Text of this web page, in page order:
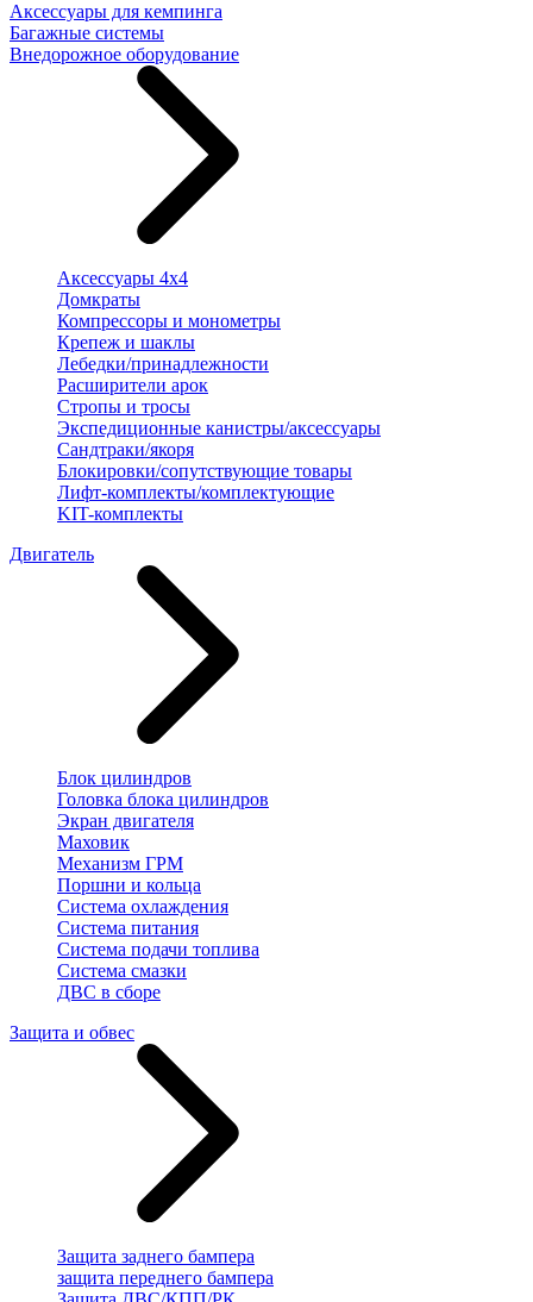
Аксессуары для кемпинга
Багажные системы
Внедорожное оборудование
Аксессуары 4х4
Домкраты
Компрессоры и монометры
Крепеж и шаклы
Лебедки/принадлежности
Расширители арок
Стропы и тросы
Экспедиционные канистры/аксессуары
Сандтраки/якоря
Блокировки/сопутствующие товары
Лифт-комплекты/комплектующие
KIT-комплекты
Двигатель
Блок цилиндров
Головка блока цилиндров
Экран двигателя
Маховик
Механизм ГРМ
Поршни и кольца
Система охлаждения
Система питания
Система подачи топлива
Система смазки
ДВС в сборе
Защита и обвес
Защита заднего бампера
защита переднего бампера